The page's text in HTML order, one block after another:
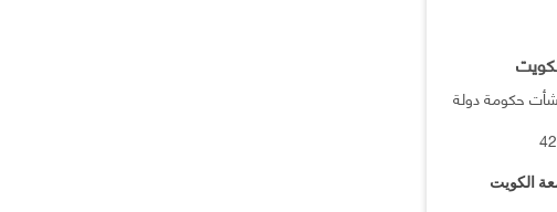
حكومة دولة
الكويت